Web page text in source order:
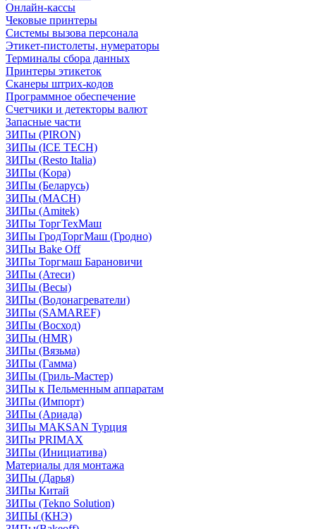
Онлайн-кассы
Чековые принтеры
Системы вызова персонала
Этикет-пистолеты, нумераторы
Терминалы сбора данных
Принтеры этикеток
Сканеры штрих-кодов
Программное обеспечение
Счетчики и детекторы валют
Запасные части
ЗИПы (PIRON)
ЗИПы (ICE TECH)
ЗИПы (Resto Italia)
ЗИПы (Kopa)
ЗИПы (Беларусь)
ЗИПы (MACH)
ЗИПы (Amitek)
ЗИПы ТоргТехМаш
ЗИПы ГродТоргМаш (Гродно)
ЗИПы Bake Off
ЗИПы Торгмаш Барановичи
ЗИПы (Атеси)
ЗИПы (Весы)
ЗИПы (Водонагреватели)
ЗИПы (SAMAREF)
ЗИПы (Восход)
ЗИПы (HMR)
ЗИПы (Вязьма)
ЗИПы (Гамма)
ЗИПы (Гриль-Мастер)
ЗИПы к Пельменным аппаратам
ЗИПы (Импорт)
ЗИПы (Ариада)
ЗИПы MAKSAN Турция
ЗИПы PRIMAX
ЗИПы (Инициатива)
Материалы для монтажа
ЗИПы (Дарья)
ЗИПы Китай
ЗИПы (Tekno Solution)
ЗИПЫ (КНЭ)